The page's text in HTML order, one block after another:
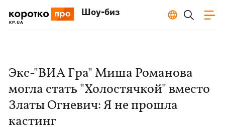
Шоу-биз
Экс-"ВИА Гра" Миша Романова
могла стать "Холостячкой" вместо
Златы Огневич: Я не прошла
кастинг